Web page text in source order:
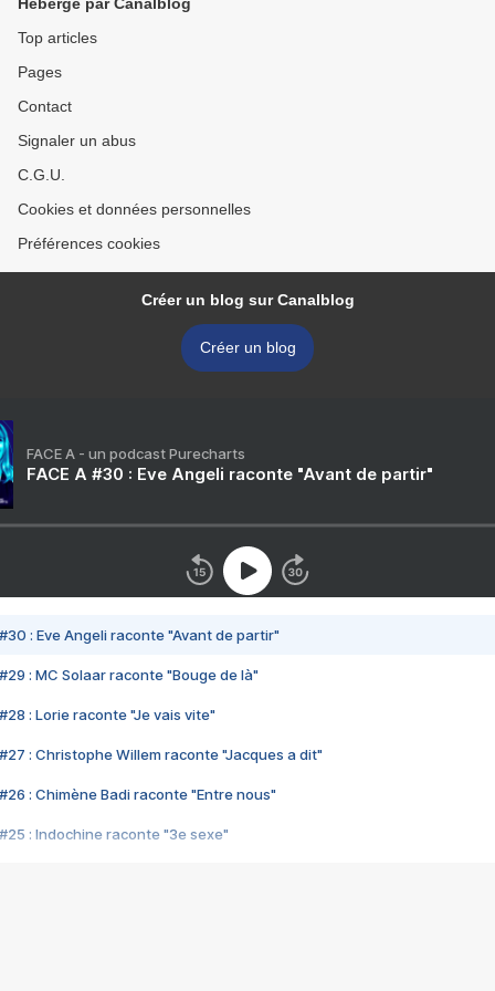
Top articles
Pages
Contact
Signaler un abus
C.G.U.
Cookies et données personnelles
Préférences cookies
Créer un blog sur Canalblog
Créer un blog
FACE A - un podcast Purecharts
FACE A #30 : Eve Angeli raconte "Avant de partir"
#30 : Eve Angeli raconte "Avant de partir"
#29 : MC Solaar raconte "Bouge de là"
#28 : Lorie raconte "Je vais vite"
#27 : Christophe Willem raconte "Jacques a dit"
#26 : Chimène Badi raconte "Entre nous"
#25 : Indochine raconte "3e sexe"